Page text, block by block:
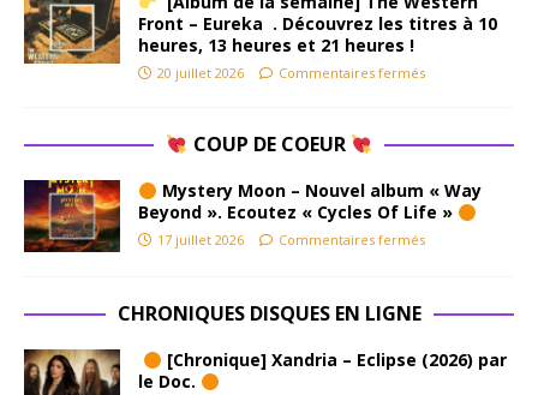
Front – Eureka . Découvrez les titres à 10
heures, 13 heures et 21 heures !
20 juillet 2026 Commentaires fermés
COUP DE COEUR
Mystery Moon – Nouvel album « Way
Beyond ». Ecoutez « Cycles Of Life »
17 juillet 2026 Commentaires fermés
CHRONIQUES DISQUES EN LIGNE
[Chronique] Xandria – Eclipse (2026) par
le Doc.